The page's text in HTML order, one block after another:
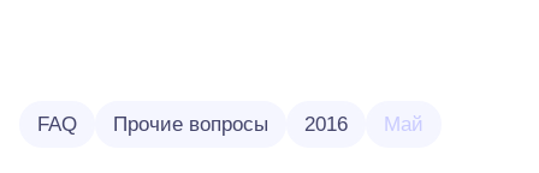
FAQ Прочие вопросы 2016 Май